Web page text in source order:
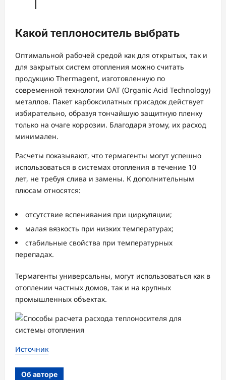
Какой теплоноситель выбрать
Оптимальной рабочей средой как для открытых, так и
для закрытых систем отопления можно считать
продукцию Thermagent, изготовленную по
современной технологии OAT (Organic Acid Technology)
металлов. Пакет карбоксилатных присадок действует
избирательно, образуя тончайшую защитную пленку
только на очаге коррозии. Благодаря этому, их расход
минимален.
Расчеты показывают, что термагенты могут успешно
использоваться в системах отопления в течение 10
лет, не требуя слива и замены. К дополнительным
плюсам относятся:
отсутствие вспенивания при циркуляции;
малая вязкость при низких температурах;
стабильные свойства при температурных
перепадах.
Термагенты универсальны, могут использоваться как в
отоплении частных домов, так и на крупных
промышленных объектах.
Источник
Об авторе